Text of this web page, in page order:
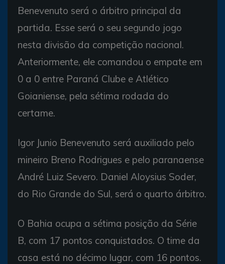
Benevenuto será o árbitro principal da
partida. Esse será o seu segundo jogo
nesta divisão da competição nacional.
Anteriormente, ele comandou o empate em
0 a 0 entre Paraná Clube e Atlético
Goianiense, pela sétima rodada do
certame.
Igor Junio Benevenuto será auxiliado pelo
mineiro Breno Rodrigues e pelo paranaense
André Luiz Severo. Daniel Aloysius Soder,
do Rio Grande do Sul, será o quarto árbitro.
O Bahia ocupa a sétima posição da Série
B, com 17 pontos conquistados. O time da
casa está no décimo lugar, com 16 pontos.